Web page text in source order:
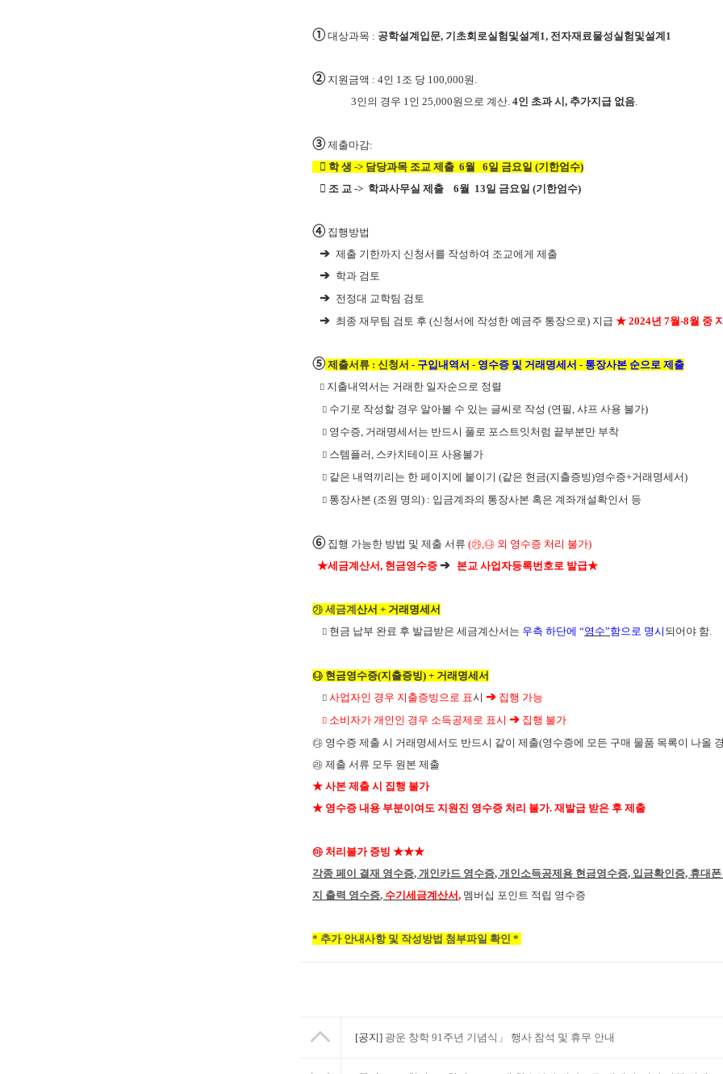
➀ 대상과목 : 공학설계입문, 기초회로실험및설계 1, 전자재료물성실험및설계 1
➁ 지원금액 : 4인 1조 당 100,000원 .
3인의 경우 1인 25,000원으로 계산. 4인 초과 시 , 추가지급 없음.
➂ 제출마감:
 학 생 -> 담당과목 조교 제출 6월 6일 금요일 (기한엄수)
 조 교 -> 학과사무실 제출 6월 13일 금요일 (기한엄수)
➃ 집행방법
➔ 제출 기한까지 신청서를 작성하여 조교에게 제출
➔ 학과 검토
➔ 전정대 교학팀 검토
➔ 최종 재무팀 검토 후 (신청서에 작성한 예금주 통장으로) 지급 ★ 2024년 7월-8월 중
➄ 제출서류 : 신청서 - 구입내역서 - 영수증 및 거래명세서 - 통장사본 순으로 제출
 지출내역서는 거래한 일자순으로 정렬
 수기로 작성할 경우 알아볼 수 있는 글씨로 작성 (연필, 샤프 사용 불가)
 영수증, 거래명세서는 반드시 풀로 포스트잇처럼 끝부분만 부착
 스템플러, 스카치테이프 사용불가
 같은 내역끼리는 한 페이지에 붙이기 (같은 현금(지출증빙)영수증+거래명세서)
 통장사본 (조원 명의) : 입금계좌의 통장사본 혹은 계좌개설확인서 등
➅ 집행 가능한 방법 및 제출 서류 (㉮,㉯ 외 영수증 처리 불가)
★세금계산서 , 현금영수증 ➔ 본교 사업자등록번호로 발급★
㉮ 세금계 산서 + 거래명세서
 현금 납부 완료 후 발급받은 세금계산서는 우측 하단에 “영수”함으로 명시 되어야 함.
㉯ 현금영수증(지출증빙) + 거래명세서
 사업자인 경우 지출증빙으로 표시 ➔ 집행 가능
 소비자가 개인인 경우 소득공제로 표시 ➔ 집행 불가
㉰ 영수증 제출 시 거래명세서도 반드시 같이 제출(영수증에 모든 구매 물품 목록이 나올
㉱ 제출 서류 모두 원본 제출
★ 사본 제출 시 집행 불가
★ 영수증 내용 부분이여도 지원진 영수증 처리 불가. 재발급 받은 후 제출
㉲ 처리불가 증빙 ★★★
각종 페이 결재 영수증, 개인카드 영수증, 개인소득공제용 현금영수증, 입금확인증, 휴대폰
지 출력 영수증, 수기세금계산서 , 멤버십 포인트 적립 영수증
* 추가 안내사항 및 작성방법 첨부파일 확인 *
[공지] 광운 창학 91주년 기념식」 행사 참석 및 휴무 안내